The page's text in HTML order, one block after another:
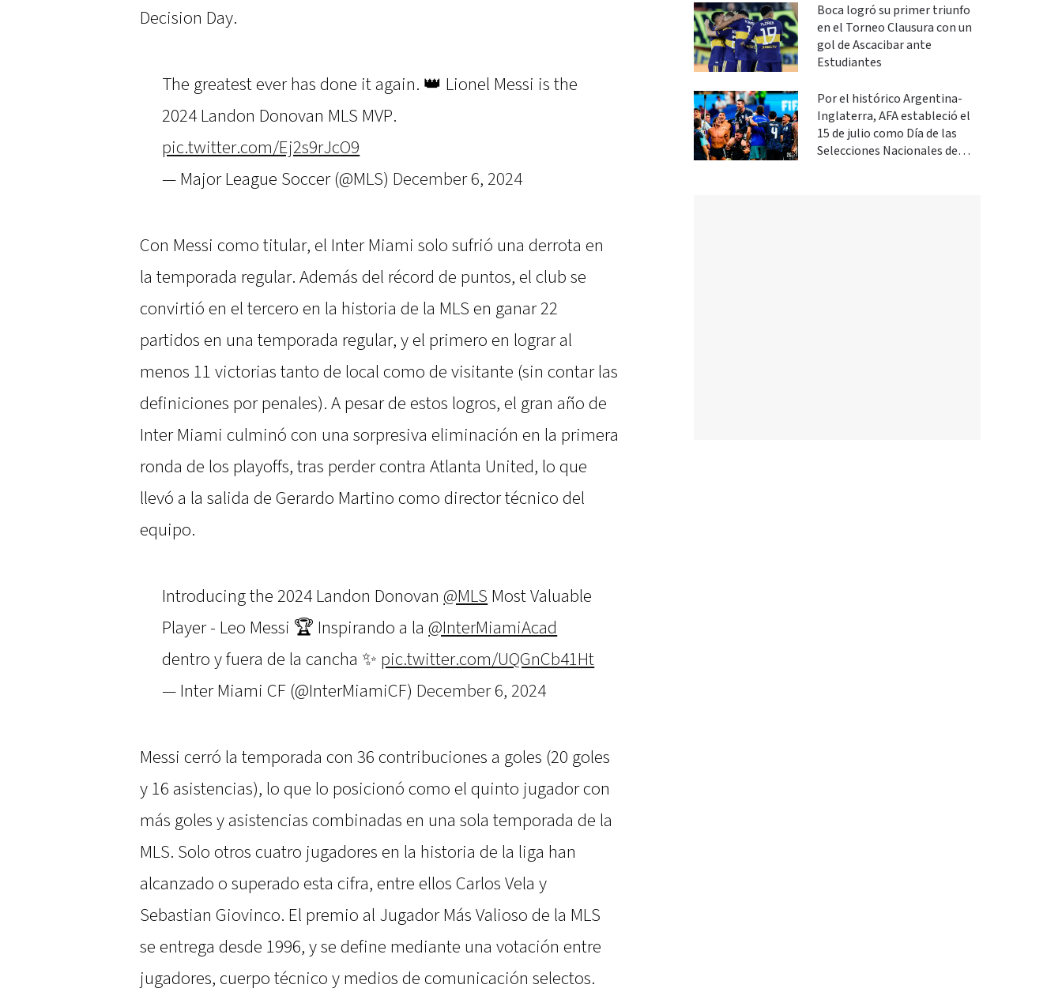
Decision Day.
The greatest ever has done it again. 👑 Lionel Messi is the
2024 Landon Donovan MLS MVP.
pic.twitter.com/Ej2s9rJcO9
— Major League Soccer (@MLS) December 6, 2024
Con Messi como titular, el Inter Miami solo sufrió una derrota en
la temporada regular. Además del récord de puntos, el club se
convirtió en el tercero en la historia de la MLS en ganar 22
partidos en una temporada regular, y el primero en lograr al
menos 11 victorias tanto de local como de visitante (sin contar las
definiciones por penales). A pesar de estos logros, el gran año de
Inter Miami culminó con una sorpresiva eliminación en la primera
ronda de los playoffs, tras perder contra Atlanta United, lo que
llevó a la salida de Gerardo Martino como director técnico del
equipo.
Introducing the 2024 Landon Donovan @MLS Most Valuable
Player - Leo Messi 🏆 Inspirando a la @InterMiamiAcad
dentro y fuera de la cancha ✨ pic.twitter.com/UQGnCb41Ht
— Inter Miami CF (@InterMiamiCF) December 6, 2024
Messi cerró la temporada con 36 contribuciones a goles (20 goles
y 16 asistencias), lo que lo posicionó como el quinto jugador con
más goles y asistencias combinadas en una sola temporada de la
MLS. Solo otros cuatro jugadores en la historia de la liga han
alcanzado o superado esta cifra, entre ellos Carlos Vela y
Sebastian Giovinco. El premio al Jugador Más Valioso de la MLS
se entrega desde 1996, y se define mediante una votación entre
jugadores, cuerpo técnico y medios de comunicación selectos.
Boca logró su primer triunfo
en el Torneo Clausura con un
gol de Ascacibar ante
Estudiantes
Por el histórico Argentina-
Inglaterra, AFA estableció el
15 de julio como Día de las
Selecciones Nacionales de